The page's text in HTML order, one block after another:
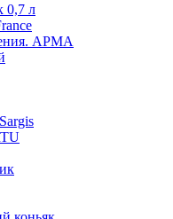
0,7 л
АРМА